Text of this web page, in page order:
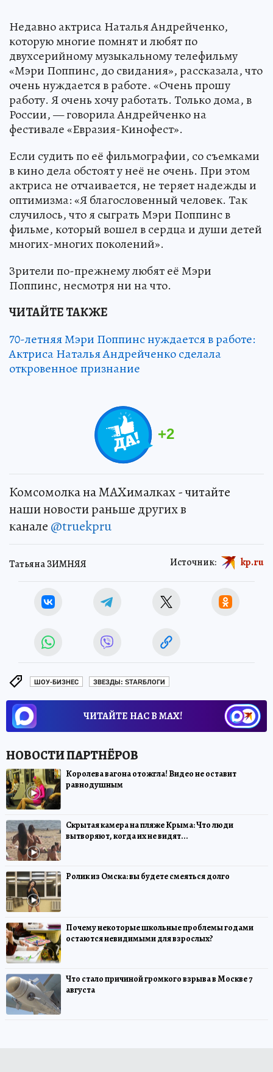
Недавно актриса Наталья Андрейченко,
которую многие помнят и любят по
двухсерийному музыкальному телефильму
«Мэри Поппинс, до свидания», рассказала, что
очень нуждается в работе. «Очень прошу
работу. Я очень хочу работать. Только дома, в
России, — говорила Андрейченко на
фестивале «Евразия-Кинофест».
Если судить по её фильмографии, со съемками
в кино дела обстоят у неё не очень. При этом
актриса не отчаивается, не теряет надежды и
оптимизма: «Я благословенный человек. Так
случилось, что я сыграть Мэри Поппинс в
фильме, который вошел в сердца и души детей
многих-многих поколений».
Зрители по-прежнему любят её Мэри
Поппинс, несмотря ни на что.
ЧИТАЙТЕ ТАКЖЕ
70-летняя Мэри Поппинс нуждается в работе:
Актриса Наталья Андрейченко сделала
откровенное признание
+2
Комсомолка на MAXималках - читайте
наши новости раньше других в
канале @truekpru
Татьяна ЗИМНЯЯ Источник: kp.ru
ШОУ-БИЗНЕС ЗВЕЗДЫ: STARБЛОГИ
ЧИТАЙТЕ НАС В МАХ!
Королева вагона отожгла! Видео не оставит
равнодушным
Скрытая камера на пляже Крыма: Что люди
вытворяют, когда их не видят...
Ролик из Омска: вы будете смеяться долго
Почему некоторые школьные проблемы годами
остаются невидимыми для взрослых?
Что стало причиной громкого взрыва в Москве 7
августа